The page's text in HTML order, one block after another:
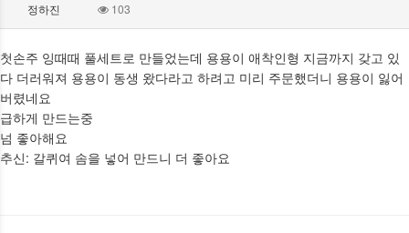
정하진 103
첫손주 잉때때 풀세트로 만들었는데 용용이 애착인형 지금까지 갖고 있
다 더러워져 용용이 동생 왔다라고 하려고 미리 주문했더니 용용이 잃어
버렸네요
급하게 만드는중
넘 좋아해요
추신: 갈퀴여 솜을 넣어 만드니 더 좋아요